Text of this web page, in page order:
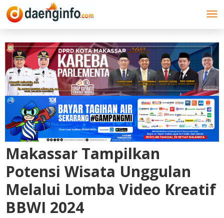
Lewati
ke
Makassar Tampilkan
Potensi Wisata Unggulan
Melalui Lomba Video Kreatif
BBWI 2024